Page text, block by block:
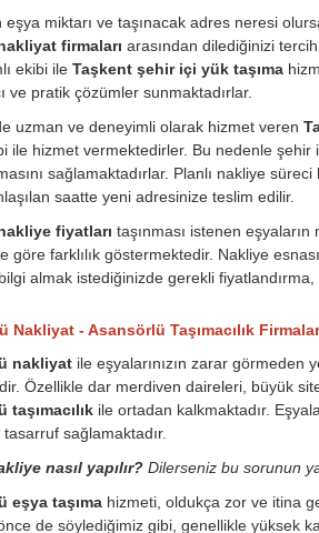
eşya miktarı ve taşınacak adres neresi
firmaları arasından dilediğinizi
ekibi ile Taşkent şehir içi yük taşıma
ve pratik çözümler sunmaktadırlar.
uzman ve deneyimli olarak hizmet veren
ile hizmet vermektedirler. Bu nedenle şehir
sağlamaktadırlar. Planlı nakliye
saatte yeni adresinize teslim edilir.
fiyatları taşınması istenen eşyaların
göre farklılık göstermektedir. Nakliye
almak istediğinizde gerekli fiyatlandırma,
Nakliyat - Asansörlü Taşımacılık
nakliyat ile eşyalarınızın zarar görmeden
Özellikle dar merdiven daireleri, büyük
ile ortadan kalkmaktadır.
sağlamaktadır.
nasıl yapılır? Dilerseniz bu sorunun
eşya taşıma hizmeti, oldukça zor ve itina
de söylediğimiz gibi, genellikle yüksek